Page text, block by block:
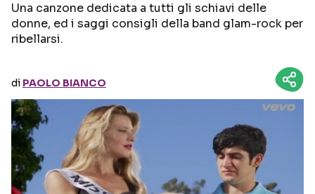
Una canzone dedicata a tutti gli schiavi delle
donne, ed i saggi consigli della band glam-rock per
ribellarsi.
di PAOLO BIANCO